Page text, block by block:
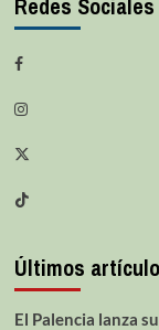
Últimos
El Palencia lanza